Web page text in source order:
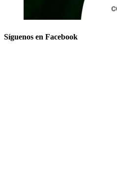
Síguenos en Facebook